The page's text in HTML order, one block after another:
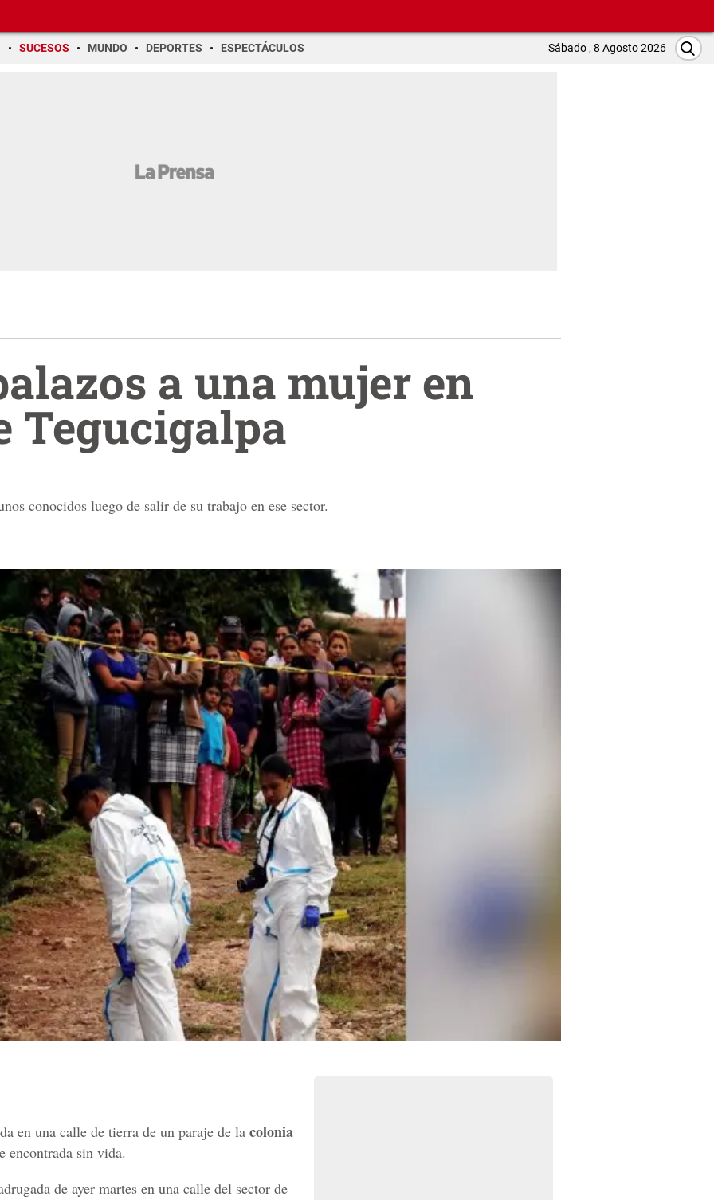
SUCESOS MUNDO DEPORTES ESPECTÁCULOS Sábado , 8 Agosto 2026
a una mujer en
Tegucigalpa
conocidos luego de salir de su trabajo en ese sector.
en una calle de tierra de un paraje de la colonia
encontrada sin vida.
de ayer martes en una calle del sector de